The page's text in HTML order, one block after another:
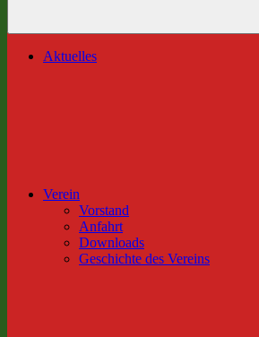
Aktuelles
Verein
Vorstand
Anfahrt
Downloads
Geschichte des Vereins